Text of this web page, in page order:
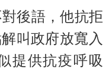
後語，他抗拒
叫政府放寬入
提供抗疫呼吸